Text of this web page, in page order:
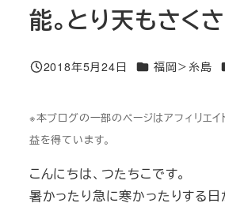
能。とり天もさくさ
投稿日
2018年5月24日 カテゴリー
福岡＞糸島
※本ブログの一部のページはアフィリエイ
益を得ています。
こんにちは、つたちこです。
暑かったり急に寒かったりする